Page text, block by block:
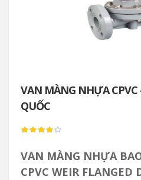
VAN MÀNG NHỰA
QUỐC
VAN MÀNG NHỰA
CPVC WEIR FLANGED